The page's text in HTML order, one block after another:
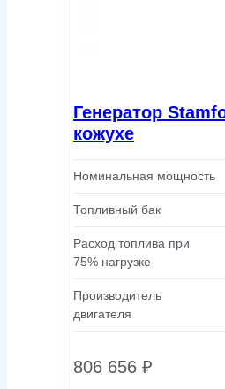
Генератор
кожухе
Номинальная мощность
Топливный бак
Расход топлива при
75% нагрузке
Производитель
двигателя
806 656 ₽